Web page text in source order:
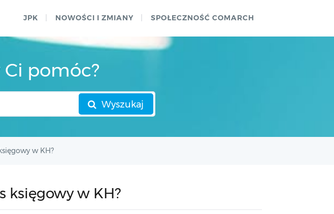
JPK NOWOŚCI I ZMIANY SPOŁECZNOŚĆ COMARCH
pomóc?
Wyszukaj
w KH?
księgowy w KH?